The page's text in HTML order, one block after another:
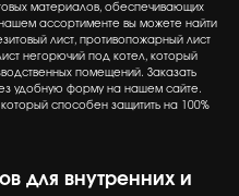
материалов, обеспечивающих
ассортименте вы можете найти
лист, противопожарный лист
негорючий под котел, который
помещений. Заказать
удобную форму на нашем сайте.
способен защитить на 100%
для внутренних и